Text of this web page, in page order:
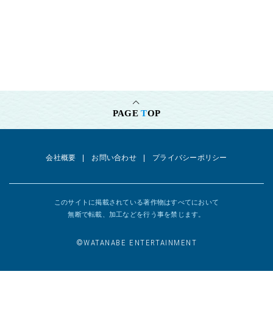
PAGETOP
会社概要 お問い合わせ プライバシーポリシー
このサイトに掲載されている著作物はすべてにおいて
無断で転載、加工などを行う事を禁じます。
©︎WATANABE ENTERTAINMENT